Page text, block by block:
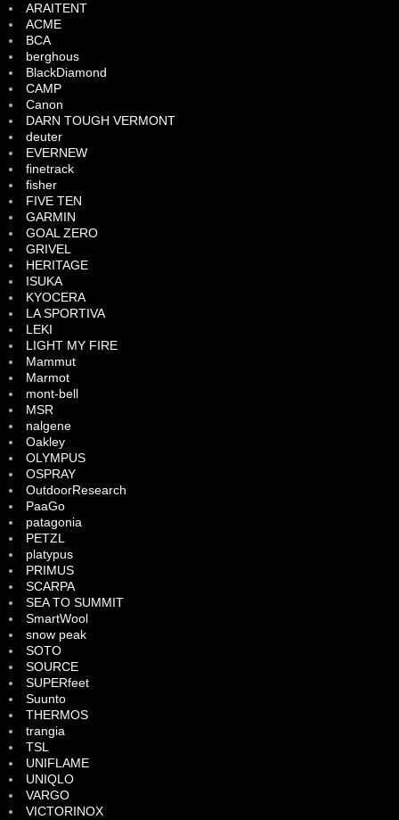
ARAITENT
ACME
BCA
berghous
BlackDiamond
CAMP
Canon
DARN TOUGH VERMONT
deuter
EVERNEW
finetrack
fisher
FIVE TEN
GARMIN
GOAL ZERO
GRIVEL
HERITAGE
ISUKA
KYOCERA
LA SPORTIVA
LEKI
LIGHT MY FIRE
Mammut
Marmot
mont-bell
MSR
nalgene
Oakley
OLYMPUS
OSPRAY
OutdoorResearch
PaaGo
patagonia
PETZL
platypus
PRIMUS
SCARPA
SEA TO SUMMIT
SmartWool
snow peak
SOTO
SOURCE
SUPERfeet
Suunto
THERMOS
trangia
TSL
UNIFLAME
UNIQLO
VARGO
VICTORINOX